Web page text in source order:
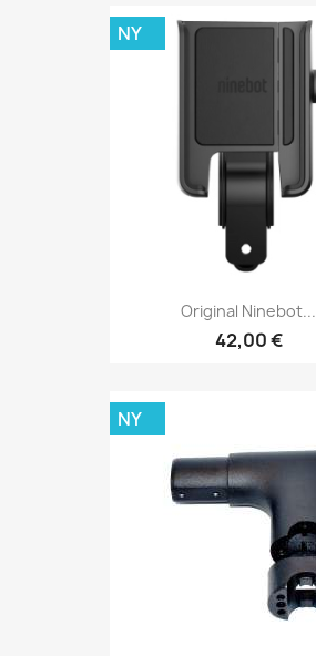
Original Ninebot...
42,00 €
NY
NY